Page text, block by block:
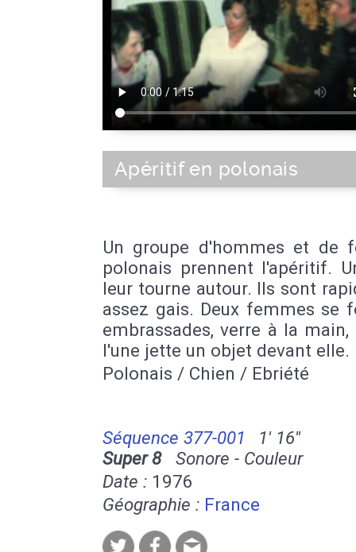
Apéritif en polonais
Un groupe d'hommes et de
polonais prennent l'apéritif.
leur tourne autour. Ils sont
assez gais. Deux femmes se
embrassades, verre à la
l'une jette un objet devant elle.
Polonais / Chien / Ebriété
Séquence 377-001
1' 16''
Super 8Sonore - Couleur
Date : 1976
Géographie : France